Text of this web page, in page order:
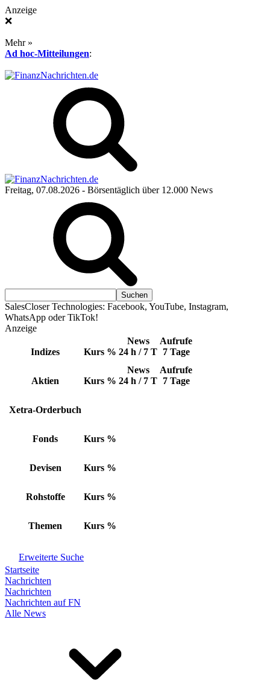
Anzeige
❌
Mehr »
Ad hoc-Mitteilungen:
Freitag, 07.08.2026 - Börsentäglich über 12.000 News
SalesCloser Technologies: Facebook, YouTube, Instagram,
WhatsApp oder TikTok!
Anzeige
Indizes Kurs %
News
24 h / 7 T
Aufrufe
7 Tage
Aktien Kurs %
News
24 h / 7 T
Aufrufe
7 Tage
Xetra-Orderbuch
Fonds Kurs %
Devisen Kurs %
Rohstoffe Kurs %
Themen Kurs %
Erweiterte Suche
Startseite
Nachrichten
Nachrichten
Nachrichten auf FN
Alle News